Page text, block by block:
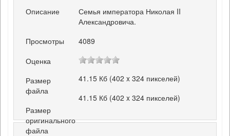
Описание
Семья императора Николая II
Александровича.
Просмотры
4089
Оценка
Размер
файла
41.15 Кб (402 x 324 пикселей)
Размер
оригинального
файла
41.15 Кб (402 x 324 пикселей)